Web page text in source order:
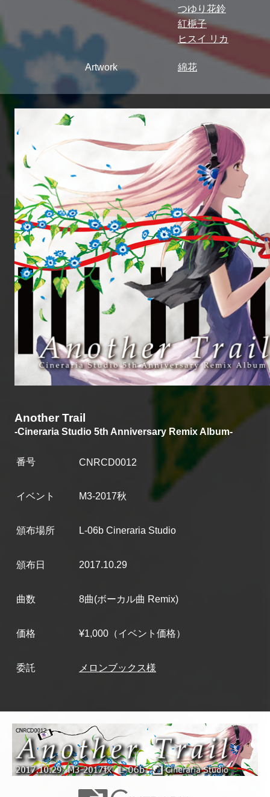
つゆり花鈴
紅梔子
ヒスイ リカ
Artwork 綿花
Another Trail
-Cineraria Studio 5th Anniversary Remix Album-
番号 CNRCD0012
イベント M3-2017秋
頒布場所 L-06b Cineraria Studio
頒布日 2017.10.29
曲数 8曲(ボーカル曲 Remix)
価格 ¥1,000（イベント価格）
委託 メロンブックス様